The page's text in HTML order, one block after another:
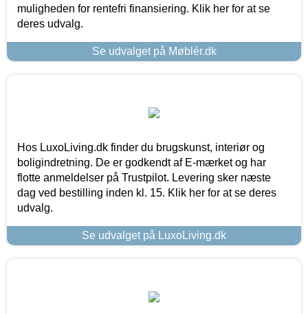
muligheden for rentefri finansiering. Klik her for at se
deres udvalg.
Se udvalget på Møblér.dk
Hos LuxoLiving.dk finder du brugskunst, interiør og
boligindretning. De er godkendt af E-mærket og har
flotte anmeldelser på Trustpilot. Levering sker næste
dag ved bestilling inden kl. 15. Klik her for at se deres
udvalg.
Se udvalget på LuxoLiving.dk